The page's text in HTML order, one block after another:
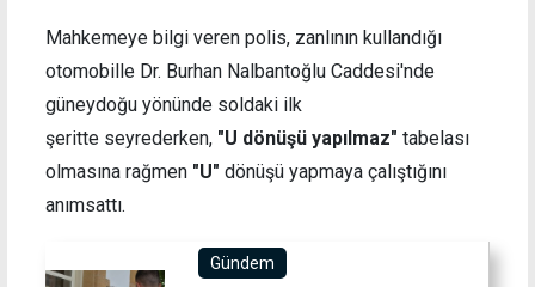
Mahkemeye bilgi veren polis, zanlının kullandığı
otomobille Dr. Burhan Nalbantoğlu Caddesi'nde
güneydoğu yönünde soldaki ilk
şeritte seyrederken, "U dönüşü yapılmaz" tabelası
olmasına rağmen "U" dönüşü yapmaya çalıştığını
anımsattı.
Gündem